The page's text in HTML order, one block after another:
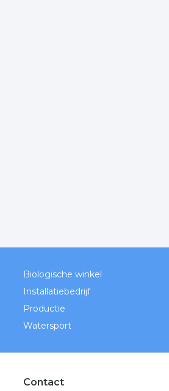
Biologische winkel
Installatiebedrijf
Productie
Watersport
Contact